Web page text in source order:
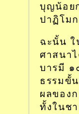
บุญน้อย
ปาฏิโม
ฉะนั้น ใ
ศาสนา
บารมี ๑
ธรรมขั้
ผลของ
ทั้งในช